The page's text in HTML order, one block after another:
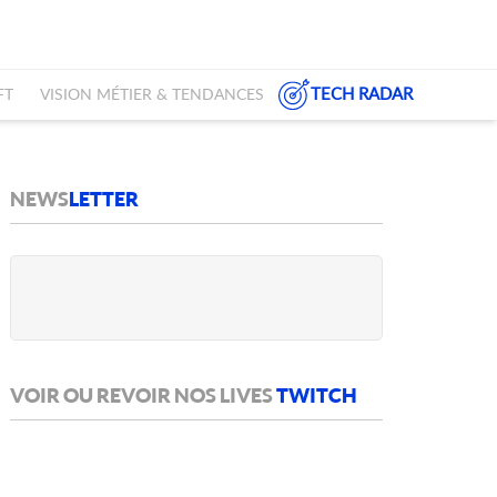
VISION MÉTIER & TENDANCES TECH RADAR
NEWSLETTER
VOIR OU REVOIR NOS LIVESTWITCH